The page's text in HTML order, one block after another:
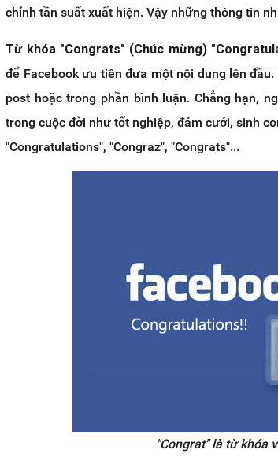
chỉnh tần suất xuất hiện. Vậy những thông tin
Từ khóa "Congrats" (Chúc mừng)
để Facebook ưu tiên đưa một nội dung lên
post hoặc trong phần bình luận. Chẳng hạn,
trong cuộc đời như tốt nghiệp, đám cưới, sinh
"Congratulations", "Congraz", "Congrats"...
"Congrat" là từ khóa